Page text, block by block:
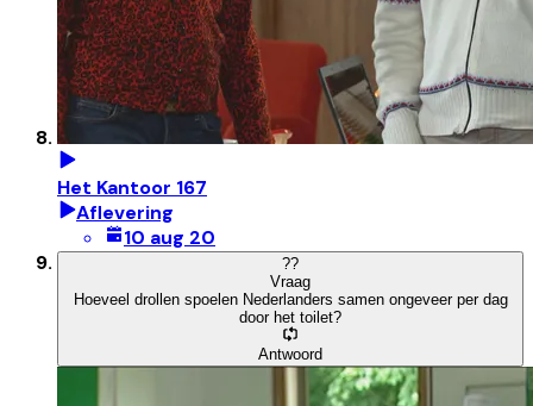
Het Kantoor 167
Aflevering
10 aug 20
??
Vraag
Hoeveel drollen spoelen Nederlanders samen ongeveer per dag
door het toilet?
Antwoord